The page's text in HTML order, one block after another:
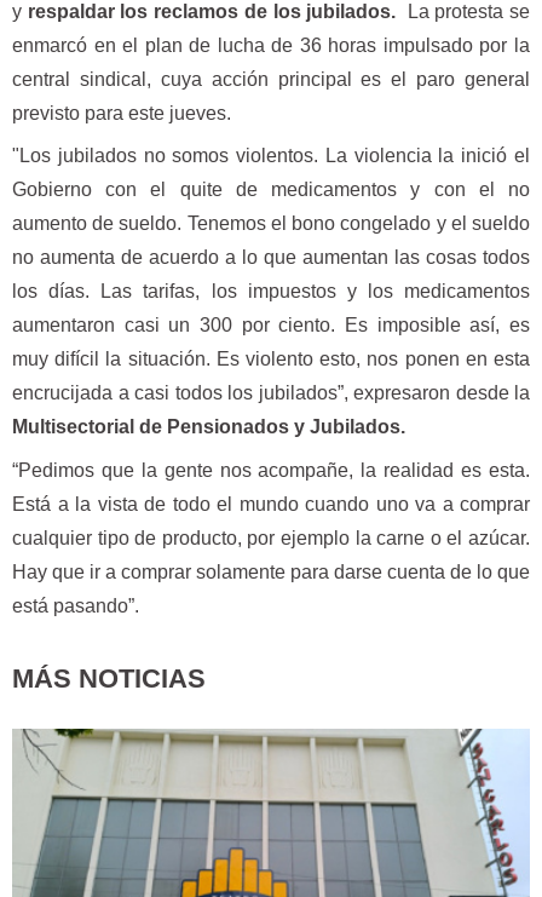
y respaldar los reclamos de los jubilados.
La protesta se
enmarcó en el plan de lucha de 36 horas impulsado por la
central sindical, cuya acción principal es el paro general
previsto para este jueves.
"Los jubilados no somos violentos. La violencia la inició el
Gobierno con el quite de medicamentos y con el no
aumento de sueldo. Tenemos el bono congelado y el sueldo
no aumenta de acuerdo a lo que aumentan las cosas todos
los días. Las tarifas, los impuestos y los medicamentos
aumentaron casi un 300 por ciento. Es imposible así, es
muy difícil la situación. Es violento esto, nos ponen en esta
encrucijada a casi todos los jubilados”, expresaron desde la
Multisectorial de Pensionados y Jubilados.
“Pedimos que la gente nos acompañe, la realidad es esta.
Está a la vista de todo el mundo cuando uno va a comprar
cualquier tipo de producto, por ejemplo la carne o el azúcar.
Hay que ir a comprar solamente para darse cuenta de lo que
está pasando”.
MÁS NOTICIAS